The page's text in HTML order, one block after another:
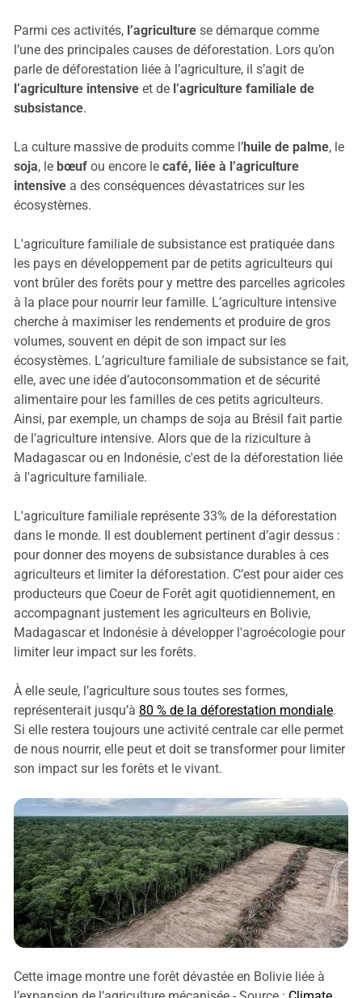
Parmi ces activités, l’agriculturese démarque comme
l’une des principales causes de déforestation. Lors qu’on
parle de déforestation liée à l’agriculture, il s’agit de
l’agriculture intensiveet de l’agriculture familiale de
subsistance.
La culture massive de produits comme l’huile de palme, le
soja, le bœufou encore le café, liée à l’agriculture
intensivea des conséquences dévastatrices sur les
écosystèmes.
L'agriculture familiale de subsistance est pratiquée dans
les pays en développement par de petits agriculteurs qui
vont brûler des forêts pour y mettre des parcelles agricoles
à la place pour nourrir leur famille. L’agriculture intensive
cherche à maximiser les rendements et produire de gros
volumes, souvent en dépit de son impact sur les
écosystèmes. L’agriculture familiale de subsistance se fait,
elle, avec une idée d’autoconsommation et de sécurité
alimentaire pour les familles de ces petits agriculteurs.
Ainsi, par exemple, un champs de soja au Brésil fait partie
de l'agriculture intensive. Alors que de la riziculture à
Madagascar ou en Indonésie, c'est de la déforestation liée
à l'agriculture familiale.
L'agriculture familiale représente 33% de la déforestation
dans le monde. Il est doublement pertinent d’agir dessus :
pour donner des moyens de subsistance durables à ces
agriculteurs et limiter la déforestation. C’est pour aider ces
producteurs que Coeur de Forêt agit quotidiennement, en
accompagnant justement les agriculteurs en Bolivie,
Madagascar et Indonésie à développer l'agroécologie pour
limiter leur impact sur les forêts.
À elle seule, l’agriculture sous toutes ses formes,
représenterait jusqu’à 80 % de la déforestation mondiale.
Si elle restera toujours une activité centrale car elle permet
de nous nourrir, elle peut et doit se transformer pour limiter
son impact sur les forêts et le vivant.
Cette image montre une forêt dévastée en Bolivie liée à